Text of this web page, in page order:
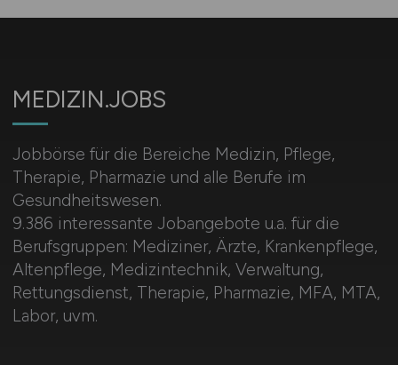
MEDIZIN.JOBS
Jobbörse für die Bereiche Medizin, Pflege,
Therapie, Pharmazie und alle Berufe im
Gesundheitswesen.
9.386 interessante Jobangebote u.a. für die
Berufsgruppen: Mediziner, Ärzte, Krankenpflege,
Altenpflege, Medizintechnik, Verwaltung,
Rettungsdienst, Therapie, Pharmazie, MFA, MTA,
Labor, uvm.